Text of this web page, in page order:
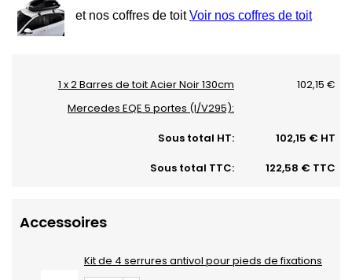
et nos coffres de toitVoir nos coffres de toit
1 x 2 Barres de toit Acier Noir 130cm
Mercedes EQE 5 portes (I/V295):
102,15 €
Sous total HT:
102,15 € HT
Sous total TTC:
122,58 € TTC
Accessoires
Kit de 4 serrures antivol pour pieds de fixations